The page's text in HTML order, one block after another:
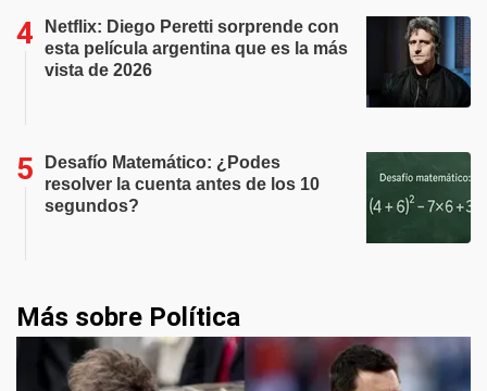
Netflix: Diego Peretti sorprende con
esta película argentina que es la más
vista de 2026
Desafío Matemático: ¿Podes
resolver la cuenta antes de los 10
segundos?
Más sobre Política